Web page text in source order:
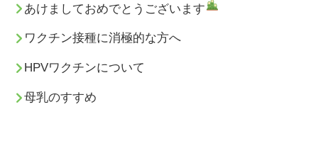
あけましておめでとうございます
ワクチン接種に消極的な方へ
HPVワクチンについて
母乳のすすめ